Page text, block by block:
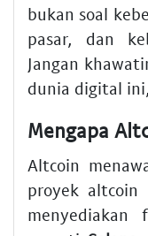
bukan soal
pasar, dan
Jangan
dunia digital
Mengapa
Altcoin
proyek altcoin
menyediakan